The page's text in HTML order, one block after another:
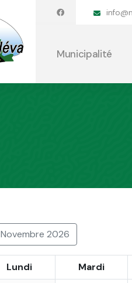
Municipalité
Novembre 2026
Lundi Mardi